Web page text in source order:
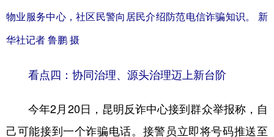
物业服务中心，社区民警向居民介绍防范电信诈骗知识。 新
华社记者 鲁鹏 摄
看点四：协同治理、源头治理迈上新台阶
今年2月20日，昆明反诈中心接到群众举报称，自
己可能接到一个诈骗电话。接警员立即将号码推送至